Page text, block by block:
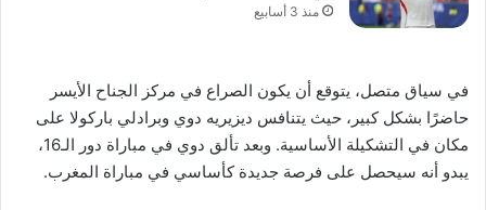
منذ 3 أسابيع
في سياق متصل، يتوقع أن يكون الصراع في مركز الجناح الأيسر
حاضرًا بشكل كبير، حيث يتنافس ديزيريه دوي وبرادلي باركولا على
مكان في التشكيلة الأساسية. وبعد تألق دوي في مباراة دور الـ16،
يبدو أنه سيحصل على فرصة جديدة كأساسي في مباراة المغرب.